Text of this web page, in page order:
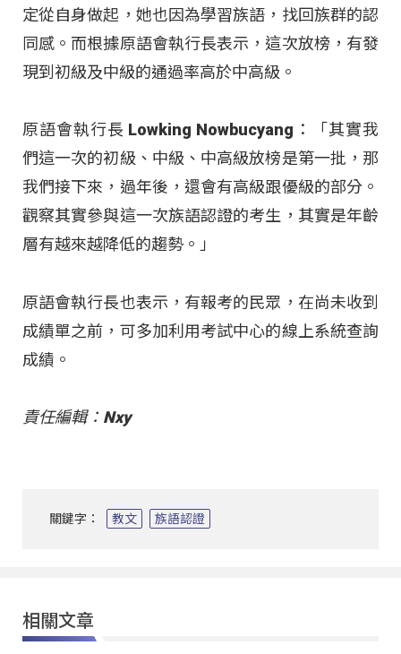
定從自身做起，她也因為學習族語，找回族群的認
同感。而根據原語會執行長表示，這次放榜，有發
現到初級及中級的通過率高於中高級。
原語會執行長 Lowking Nowbucyang：「其實我
們這一次的初級、中級、中高級放榜是第一批，那
我們接下來，過年後，還會有高級跟優級的部分。
觀察其實參與這一次族語認證的考生，其實是年齡
層有越來越降低的趨勢。」
原語會執行長也表示，有報考的民眾，在尚未收到
成績單之前，可多加利用考試中心的線上系統查詢
成績。
責任編輯：Nxy
關鍵字： 教文 族語認證
相關文章